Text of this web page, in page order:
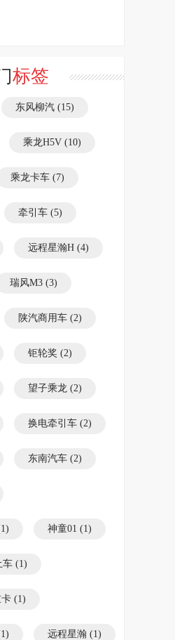
标签
东风柳汽 (15)
乘龙H5V (10)
乘龙卡车 (7)
牵引车 (5)
远程星瀚H (4)
瑞风M3 (3)
陕汽商用车 (2)
钜轮奖 (2)
望子乘龙 (2)
换电牵引车 (2)
东南汽车 (2)
神童01 (1)
车 (1)
(1)
远程星瀚 (1)